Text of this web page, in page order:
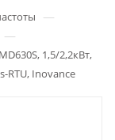
—
—
1,5/2,2кВт,
RTU, Inovance